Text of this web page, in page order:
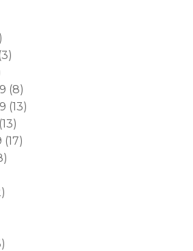
(3)
(8)
(13)
(13)
(17)